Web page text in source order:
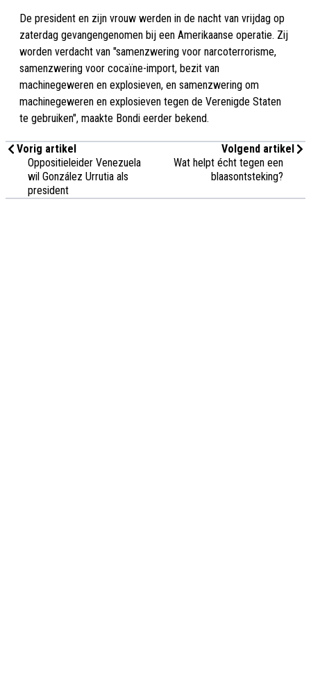
De president en zijn vrouw werden in de nacht van vrijdag op
zaterdag gevangengenomen bij een Amerikaanse operatie. Zij
worden verdacht van "samenzwering voor narcoterrorisme,
samenzwering voor cocaïne-import, bezit van
machinegeweren en explosieven, en samenzwering om
machinegeweren en explosieven tegen de Verenigde Staten
te gebruiken", maakte Bondi eerder bekend.
Vorig artikel
Oppositieleider Venezuela
wil González Urrutia als
president
Volgend artikel
Wat helpt écht tegen een
blaasontsteking?